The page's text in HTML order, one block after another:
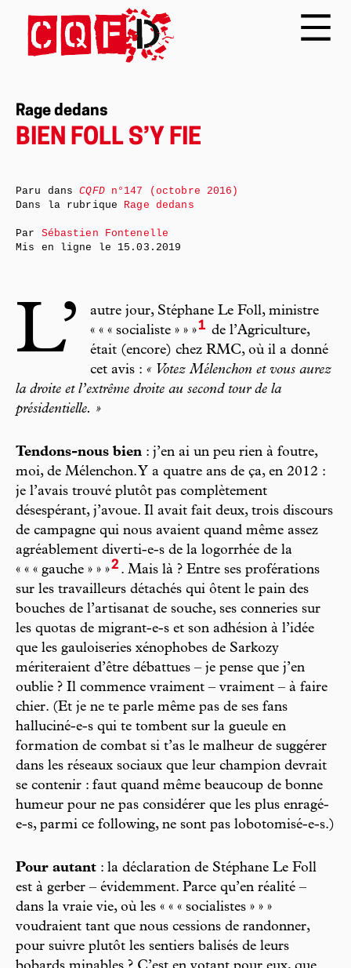
Rage dedans
BIEN FOLL S’Y FIE
L’
autre jour, Stéphane Le Foll, ministre
« « « socialiste » » »1 de l’Agriculture,
était (encore) chez RMC, où il a donné
cet avis : « Votez Mélenchon et vous aurez
la droite et l’extrême droite au second tour de la
présidentielle. »
Tendons-nous bien : j’en ai un peu rien à foutre,
moi, de Mélenchon. Y a quatre ans de ça, en 2012 :
je l’avais trouvé plutôt pas complètement
désespérant, j’avoue. Il avait fait deux, trois discours
de campagne qui nous avaient quand même assez
agréablement diverti-e-s de la logorrhée de la
« « « gauche » » »2 . Mais là ? Entre ses proférations
sur les travailleurs détachés qui ôtent le pain des
bouches de l’artisanat de souche, ses conneries sur
les quotas de migrant-e-s et son adhésion à l’idée
que les gauloiseries xénophobes de Sarkozy
mériteraient d’être débattues – je pense que j’en
oublie ? Il commence vraiment – vraiment – à faire
chier. (Et je ne te parle même pas de ses fans
halluciné-e-s qui te tombent sur la gueule en
formation de combat si t’as le malheur de suggérer
dans les réseaux sociaux que leur champion devrait
se contenir : faut quand même beaucoup de bonne
humeur pour ne pas considérer que les plus enragé-
e-s, parmi ce following, ne sont pas lobotomisé-e-s.)
Pour autant : la déclaration de Stéphane Le Foll
est à gerber – évidemment. Parce qu’en réalité –
dans la vraie vie, où les « « « socialistes » » »
voudraient tant que nous cessions de randonner,
pour suivre plutôt les sentiers balisés de leurs
Paru dansCQFDn°147 (octobre 2016)
Dans la rubrique Rage dedans
Par Sébastien Fontenelle
Mis en ligne le 15.03.2019